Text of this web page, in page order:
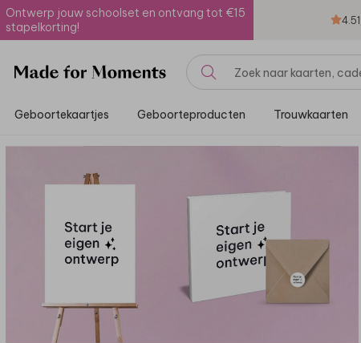
Ontwerp jouw schoolset en ontvang tot €15
stapelkorting!
4.51
Geboortekaartjes Geboorteproducten Trouwkaarten